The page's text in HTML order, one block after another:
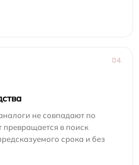
04
не совпадают по
превращается в поиск
срока и без